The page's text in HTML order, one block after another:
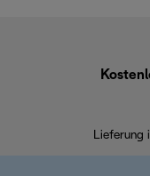
Lieferung